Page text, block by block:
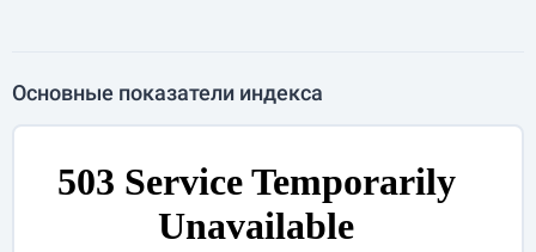
Основные показатели индекса